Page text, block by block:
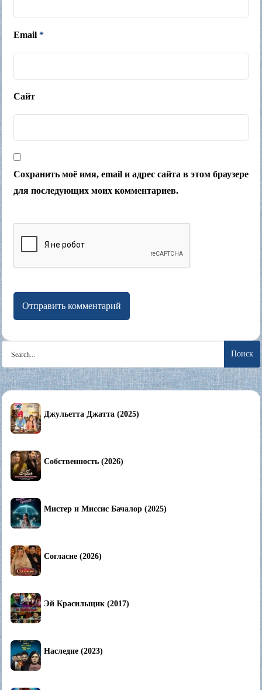
Email *
Сайт
Сохранить моё имя, email и адрес сайта в этом браузере
для последующих моих комментариев.
Search
for:
Джульетта Джатта (2025)
Собственность (2026)
Мистер и Миссис Бачалор (2025)
Согласие (2026)
Эй Красильщик (2017)
Наследие (2023)